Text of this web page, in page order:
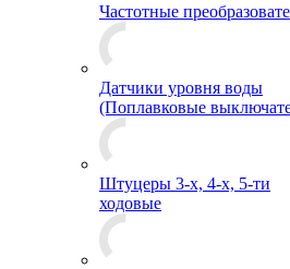
Частотные
Датчики уровня воды
(Поплавковые
Штуцеры 3-х, 4-х, 5-ти
ходовые